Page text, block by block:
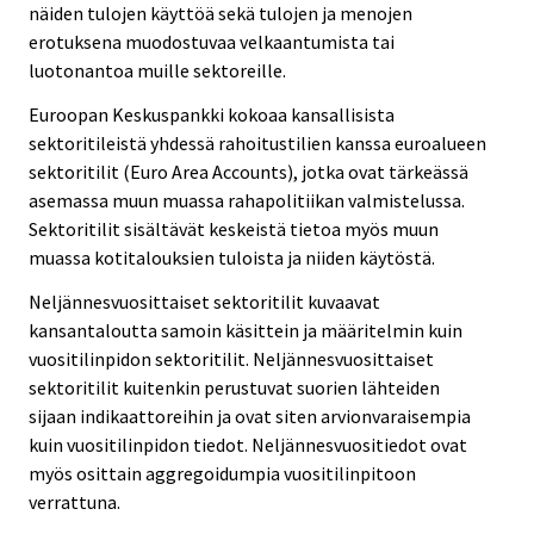
näiden tulojen käyttöä sekä tulojen ja menojen
erotuksena muodostuvaa velkaantumista tai
luotonantoa muille sektoreille.
Euroopan Keskuspankki kokoaa kansallisista
sektoritileistä yhdessä rahoitustilien kanssa euroalueen
sektoritilit (Euro Area Accounts), jotka ovat tärkeässä
asemassa muun muassa rahapolitiikan valmistelussa.
Sektoritilit sisältävät keskeistä tietoa myös muun
muassa kotitalouksien tuloista ja niiden käytöstä.
Neljännesvuosittaiset sektoritilit kuvaavat
kansantaloutta samoin käsittein ja määritelmin kuin
vuositilinpidon sektoritilit. Neljännesvuosittaiset
sektoritilit kuitenkin perustuvat suorien lähteiden
sijaan indikaattoreihin ja ovat siten arvionvaraisempia
kuin vuositilinpidon tiedot. Neljännesvuositiedot ovat
myös osittain aggregoidumpia vuositilinpitoon
verrattuna.